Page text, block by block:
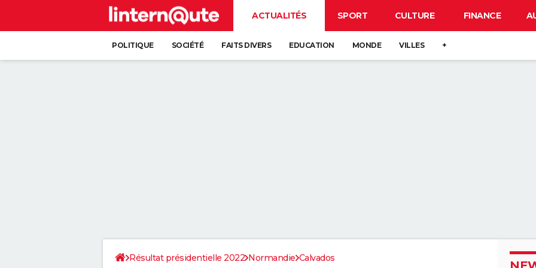
ACTUALITÉS SPORT CULTURE FINANCE
POLITIQUE SOCIÉTÉ FAITS DIVERS EDUCATION MONDE VILLES +
Résultat présidentielle 2022 Normandie Calvados